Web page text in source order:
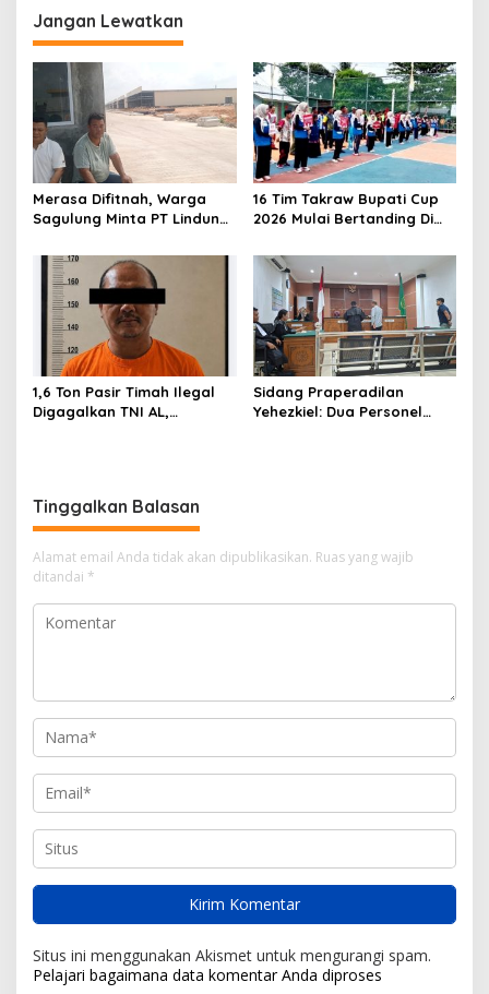
a
s
p
o
s
Jangan Lewatkan
Merasa Difitnah, Warga
Sagulung Minta PT Lindung
Perlakuan Merendahkan
Masyarakat
16 Tim Takraw Bupati Cup
2026 Mulai Bertanding Di
1,6 Ton Pasir Timah Ilegal
Digagalkan TNI AL,
Sidang Praperadilan
Yehezkiel: Dua Personel
Tinggalkan Balasan
Alamat email Anda tidak akan dipublikasikan. Ruas yang wajib
ditandai *
Situs ini menggunakan Akismet untuk mengurangi spam.
Pelajari bagaimana data komentar Anda diproses